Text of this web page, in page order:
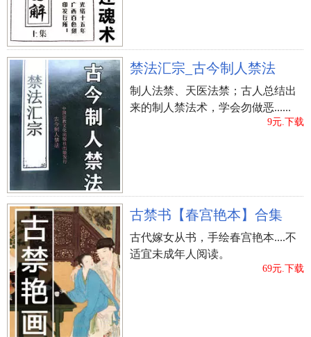
倘若女士的双眼比较尖而长，在生活中他们就归
属于心思缜密的一种，亦很雄才大略，在看待情感
问题上，他们非常少犯欲望的不正确，主要表现得
很是理智淡定从容，是很慎重又懂测算之士。
禁法汇宗_古今制人禁法
制人法禁、天医法禁；古人总结出
来的制人禁法术，学会勿做恶......
9元.下载
古禁书【春宫艳本】合集
古代嫁女从书，手绘春宫艳本....不
适宜未成年人阅读。
69元.下载